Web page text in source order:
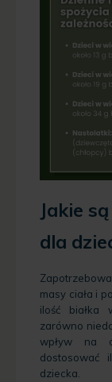
Jakie
dla
masy ciała i
ilość białka
zarówno
wpływ na
dostosować
dziecka.